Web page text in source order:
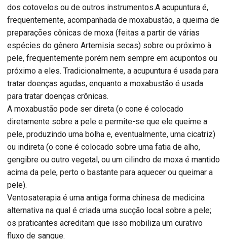
dos cotovelos ou de outros instrumentos.A acupuntura é,
frequentemente, acompanhada de moxabustão, a queima de
preparações cônicas de moxa (feitas a partir de várias
espécies do gênero Artemisia secas) sobre ou próximo à
pele, frequentemente porém nem sempre em acupontos ou
próximo a eles. Tradicionalmente, a acupuntura é usada para
tratar doenças agudas, enquanto a moxabustão é usada
para tratar doenças crônicas.
A moxabustão pode ser direta (o cone é colocado
diretamente sobre a pele e permite-se que ele queime a
pele, produzindo uma bolha e, eventualmente, uma cicatriz)
ou indireta (o cone é colocado sobre uma fatia de alho,
gengibre ou outro vegetal, ou um cilindro de moxa é mantido
acima da pele, perto o bastante para aquecer ou queimar a
pele).
Ventosaterapia é uma antiga forma chinesa de medicina
alternativa na qual é criada uma sucção local sobre a pele;
os praticantes acreditam que isso mobiliza um curativo
fluxo de sangue.